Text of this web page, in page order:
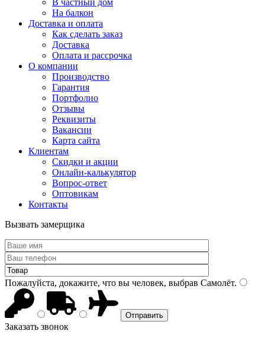
В частный дом
На балкон
Доставка и оплата
Как сделать заказ
Доставка
Оплата и рассрочка
О компании
Производство
Гарантия
Портфолио
Отзывы
Реквизиты
Вакансии
Карта сайта
Клиентам
Скидки и акции
Онлайн-калькулятор
Вопрос-ответ
Оптовикам
Контакты
Вызвать замерщика
Пожалуйста, докажите, что вы человек, выбрав Самолёт.
Заказать звонок